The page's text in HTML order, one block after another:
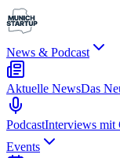
News & Podcast
Aktuelle NewsDas
PodcastInterviews mit
Events